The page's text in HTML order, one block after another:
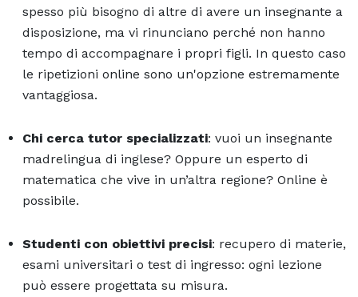
spesso più bisogno di altre di avere un insegnante a
disposizione, ma vi rinunciano perché non hanno
tempo di accompagnare i propri figli. In questo caso
le ripetizioni online sono un'opzione estremamente
vantaggiosa.
Chi cerca tutor specializzati: vuoi un insegnante
madrelingua di inglese? Oppure un esperto di
matematica che vive in un’altra regione? Online è
possibile.
Studenti con obiettivi precisi: recupero di materie,
esami universitari o test di ingresso: ogni lezione
può essere progettata su misura.